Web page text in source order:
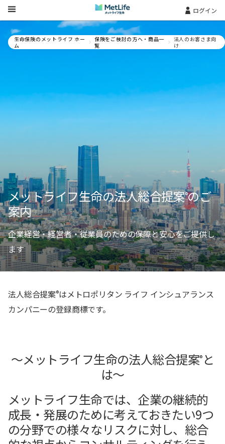
Skip Navigation ログイン
生命保険のメットライフ ホー
ム
保険をご検討の方へ・商品一
覧
法人のお客さま向
け
メットライフ生命の法人総合提案®のご
案内
企業経営・経営者・従業員のための保障と安心をご提供し
ます
法人総合提案®はメトロポリタン ライフ インシュアランス
カンパニーの登録商標です。
～メットライフ生命の法人総合提案®と
は～
メットライフ生命では、企業の継続的
成長・発展のために考えておきたい9つ
の分野での様々なリスクに対し、総合